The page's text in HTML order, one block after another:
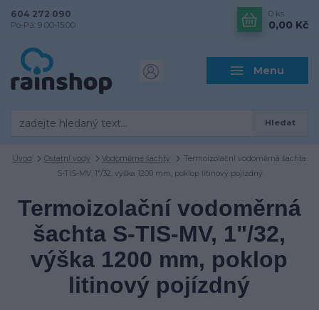
Menu
Hledat
604 272 090
Po-Pá: 9.00-15.00
0 ks
0,00 Kč
Úvod Ostatní vody Vodoměrné šachty
Termoizolační vodoměrná šachta
S-TIS-MV, 1"/32, výška 1200 mm, poklop litinový pojízdný
Termoizolační vodoměrná
šachta S-TIS-MV, 1"/32,
výška 1200 mm, poklop
litinový pojízdný